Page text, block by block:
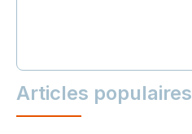
Articles populaires